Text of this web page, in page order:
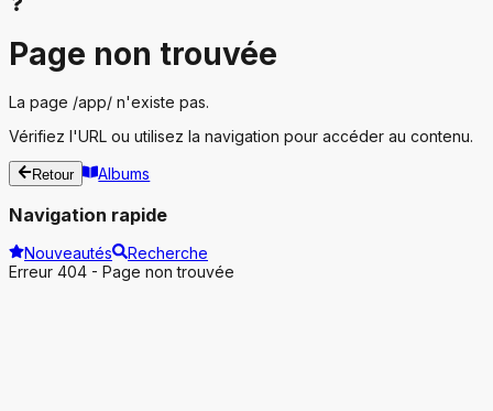
Page non trouvée
La page /app/ n'existe pas.
Vérifiez l'URL ou utilisez la navigation pour accéder au contenu.
Retour Albums
Navigation rapide
Nouveautés
Recherche
Erreur 404 - Page non trouvée